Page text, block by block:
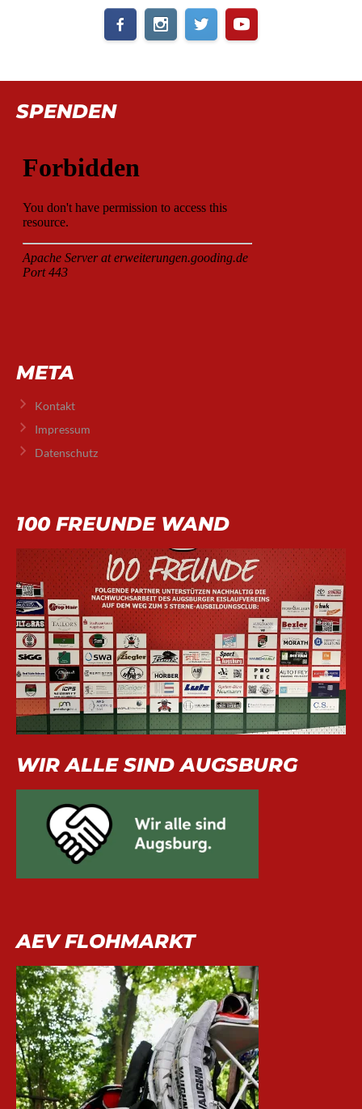
SPENDEN
META
Kontakt
Impressum
Datenschutz
100 FREUNDE WAND
WIR ALLE SIND AUGSBURG
AEV FLOHMARKT